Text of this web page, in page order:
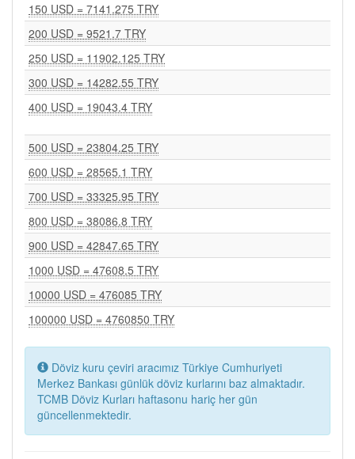
150 USD = 7141.275 TRY
200 USD = 9521.7 TRY
250 USD = 11902.125 TRY
300 USD = 14282.55 TRY
400 USD = 19043.4 TRY
500 USD = 23804.25 TRY
600 USD = 28565.1 TRY
700 USD = 33325.95 TRY
800 USD = 38086.8 TRY
900 USD = 42847.65 TRY
1000 USD = 47608.5 TRY
10000 USD = 476085 TRY
100000 USD = 4760850 TRY
Döviz kuru çeviri aracımız Türkiye Cumhuriyeti
Merkez Bankası günlük döviz kurlarını baz almaktadır.
TCMB Döviz Kurları haftasonu hariç her gün
güncellenmektedir.